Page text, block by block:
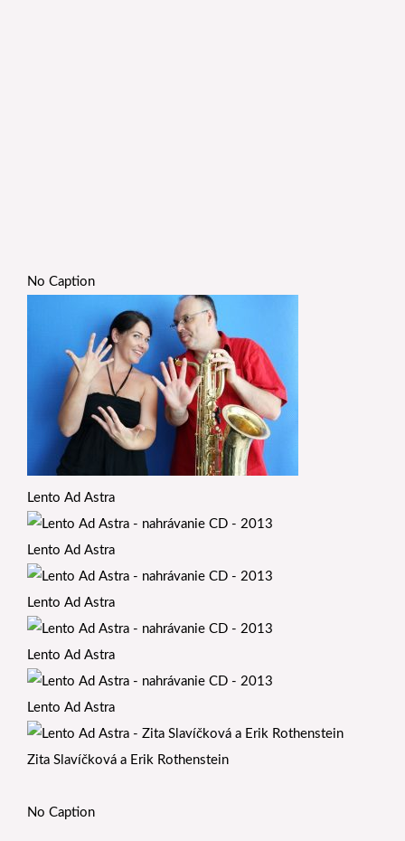
No Caption
Lento Ad Astra
Lento Ad Astra
Lento Ad Astra
Lento Ad Astra
Lento Ad Astra
Zita Slavíčková a Erik Rothenstein
No Caption